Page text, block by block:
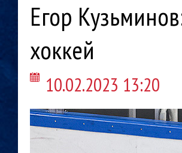
Егор
хоккей
10.02.2023 13:20